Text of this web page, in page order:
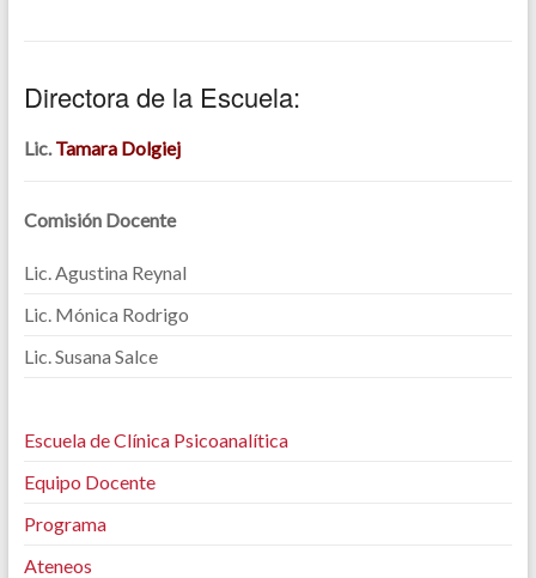
Directora de la Escuela:
Lic. Tamara Dolgiej
Comisión Docente
Lic. Agustina Reynal
Lic. Mónica Rodrigo
Lic. Susana Salce
Escuela de Clínica Psicoanalítica
Equipo Docente
Programa
Ateneos